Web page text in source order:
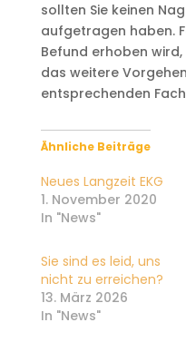
sollten Sie keinen
aufgetragen haben.
Befund erhoben
das weitere
entsprechenden
Ähnliche Beiträge
Neues Langzeit EKG
1. November 2020
In "News"
Sie sind es leid, uns
nicht zu erreichen?
13. März 2026
In "News"